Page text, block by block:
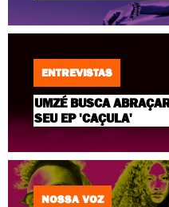
ENTREVISTAS
UMZÉ BUSCA
SEU EP 'CAÇULA'
NOSSA VOZ